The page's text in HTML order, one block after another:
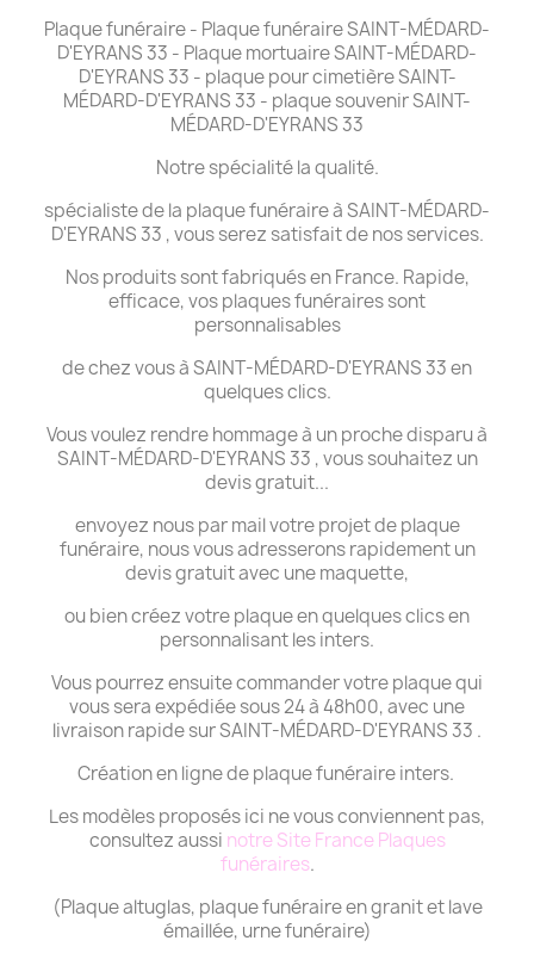
Plaque funéraire - Plaque funéraire SAINT-MÉDARD-
D'EYRANS 33 - Plaque mortuaire SAINT-MÉDARD-
D'EYRANS 33 - plaque pour cimetière SAINT-
MÉDARD-D'EYRANS 33 - plaque souvenir SAINT-
MÉDARD-D'EYRANS 33
Notre spécialité la qualité.
spécialiste de la plaque funéraire à SAINT-MÉDARD-
D'EYRANS 33 , vous serez satisfait de nos services.
Nos produits sont fabriqués en France. Rapide,
efficace, vos plaques funéraires sont
personnalisables
de chez vous à SAINT-MÉDARD-D'EYRANS 33 en
quelques clics.
Vous voulez rendre hommage à un proche disparu à
SAINT-MÉDARD-D'EYRANS 33 , vous souhaitez un
devis gratuit...
envoyez nous par mail votre projet de plaque
funéraire, nous vous adresserons rapidement un
devis gratuit avec une maquette,
ou bien créez votre plaque en quelques clics en
personnalisant les inters.
Vous pourrez ensuite commander votre plaque qui
vous sera expédiée sous 24 à 48h00, avec une
livraison rapide sur SAINT-MÉDARD-D'EYRANS 33 .
Création en ligne de plaque funéraire inters.
Les modèles proposés ici ne vous conviennent pas,
consultez aussi notre Site France Plaques
funéraires.
(Plaque altuglas, plaque funéraire en granit et lave
émaillée, urne funéraire)